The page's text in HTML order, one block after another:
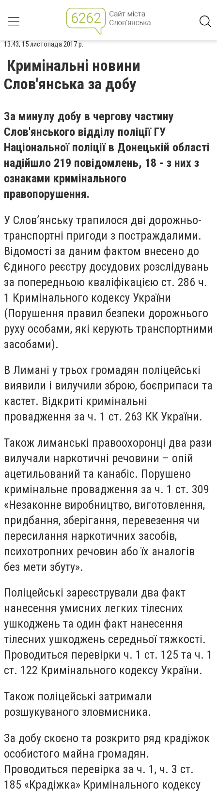
13:43, 15 листопада 2017 р.
Кримінальні новини
Слов'янська за добу
За минулу добу в чергову частину
Слов'янського відділу поліції ГУ
Національної поліції в Донецькій області
надійшло 219 повідомлень, 18 - з них з
ознаками кримінального
правопорушення.
У Слов’янську трапилося дві дорожньо-
транспортні пригоди з постраждалими.
Відомості за даним фактом внесено до
Єдиного реєстру досудових розслідувань
за попередньою кваліфікацією ст. 286 ч.
1 Кримінального кодексу України
(Порушення правил безпеки дорожнього
руху особами, які керують транспортними
засобами).
В Лимані у трьох громадян поліцейські
виявили і вилучили зброю, боєприпаси та
кастет. Відкриті кримінальні
провадження за ч. 1 ст. 263 КК України.
Також лиманські правоохоронці два рази
вилучали наркотичні речовини – опій
ацетильований та канабіс. Порушено
кримінальне провадження за ч. 1 ст. 309
«Незаконне виробництво, виготовлення,
придбання, зберігання, перевезення чи
пересилання наркотичних засобів,
психотропних речовин або їх аналогів
без мети збуту».
Поліцейські зареєстрували два факт
нанесення умисних легких тілесних
ушкоджень та один факт нанесення
тілесних ушкоджень середньої тяжкості.
Проводиться перевірки ч. 1 ст. 125 та ч. 1
ст. 122 Кримінального кодексу України.
Також поліцейські затримали
розшукуваного зловмисника.
За добу скоєно та розкрито ряд крадіжок
особистого майна громадян.
Проводиться перевірка за ч. 1, ч. 3 ст.
185 «Крадіжка» Кримінального кодексу